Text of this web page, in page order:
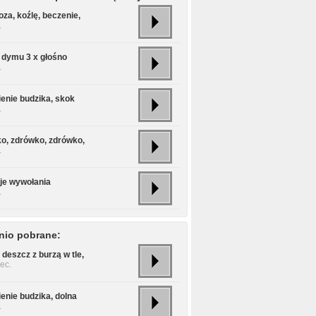
koźlę, beczenie,
3 x głośno
budzika, skok
zdrówko, zdrówko,
wywołania
pobrane:
z burzą w tle,
budzika, dolna